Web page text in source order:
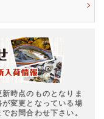
時点のものとなりま
変更となっている場
お問合わせ下さい。